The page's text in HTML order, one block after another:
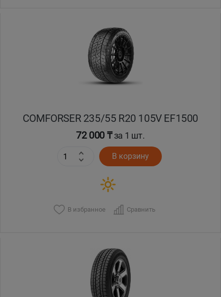
COMFORSER 235/55 R20 105V EF1500
72 000 ₸за 1 шт.
В корзину
В избранное Сравнить